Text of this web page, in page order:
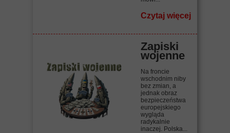
Czytaj więcej
Zapiski
wojenne
Na froncie
wschodnim niby
bez zmian, a
jednak obraz
bezpieczeństwa
europejskiego
wygląda
radykalnie
inaczej. Polska...